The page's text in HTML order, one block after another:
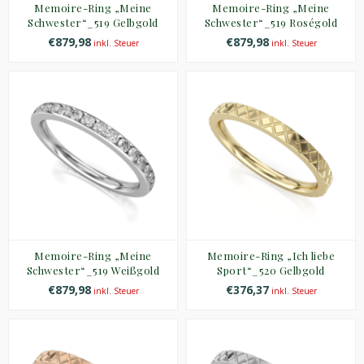
Memoire-Ring „Meine
Schwester“_519 Gelbgold
€879,98inkl. Steuer
Memoire-Ring „Meine
Schwester“_519 Roségold
€879,98inkl. Steuer
Memoire-Ring „Meine
Schwester“_519 Weißgold
€879,98inkl. Steuer
Memoire-Ring „Ich liebe
Sport“_520 Gelbgold
€376,37inkl. Steuer